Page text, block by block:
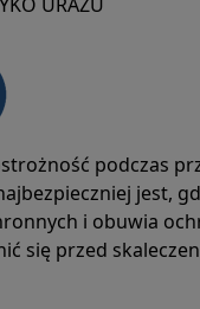
podczas
jest,
i obuwia
się przed